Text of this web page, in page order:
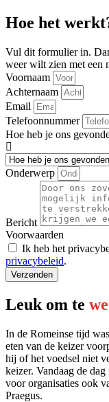
Hoe het
Vul dit formulier in.
weer wilt zien met een
Voornaam
Achternaam
Email
Telefoonnummer
Hoe heb je ons
Onderwerp
Bericht
Voorwaarden
Ik heb het
privacybeleid.
Verzenden
Leuk om te
In de Romeinse tijd
eten van de keizer
hij of het voedsel niet
keizer. Vandaag de
voor organisaties ook
Praegus.